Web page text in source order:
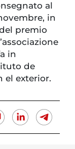
al
in
premio
in
de
el exterior.